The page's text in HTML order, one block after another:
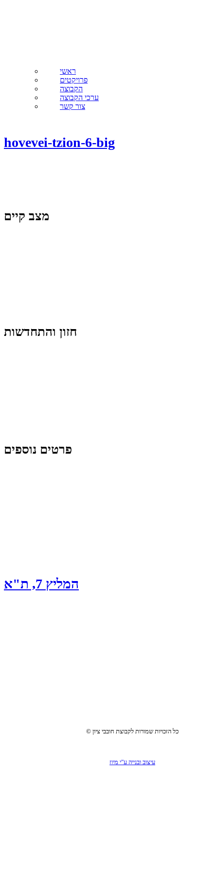
ראשי
פרויקטים
הקבוצה
ערכי הקבוצה
צור קשר
hovevei-tzion-6-big
מצב קיים
חזון והתחדשות
פרטים נוספים
המליץ 7, ת"א
© כל הזכויות שמורות לקבוצת חובבי ציון
עיצוב ובנייה ע"י מיוז